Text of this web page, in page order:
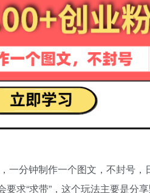
一分钟制作一个图文，不封号
求“求带”，这个玩法主要是分